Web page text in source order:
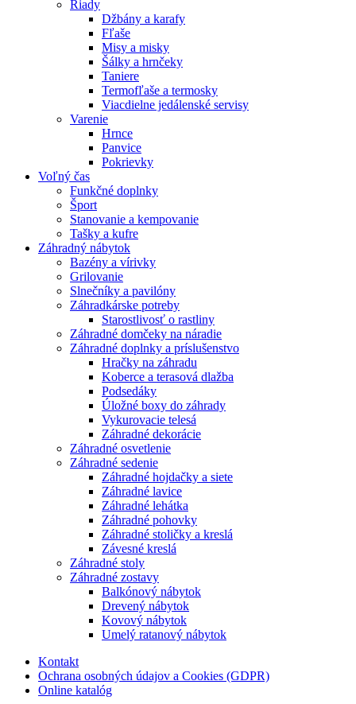
Riady
Džbány a karafy
Fľaše
Misy a misky
Šálky a hrnčeky
Taniere
Termofľaše a termosky
Viacdielne jedálenské servisy
Varenie
Hrnce
Panvice
Pokrievky
Voľný čas
Funkčné doplnky
Šport
Stanovanie a kempovanie
Tašky a kufre
Záhradný nábytok
Bazény a vírivky
Grilovanie
Slnečníky a pavilóny
Záhradkárske potreby
Starostlivosť o rastliny
Záhradné domčeky na náradie
Záhradné doplnky a príslušenstvo
Hračky na záhradu
Koberce a terasová dlažba
Podsedáky
Úložné boxy do záhrady
Vykurovacie telesá
Záhradné dekorácie
Záhradné osvetlenie
Záhradné sedenie
Záhradné hojdačky a siete
Záhradné lavice
Záhradné lehátka
Záhradné pohovky
Záhradné stoličky a kreslá
Závesné kreslá
Záhradné stoly
Záhradné zostavy
Balkónový nábytok
Drevený nábytok
Kovový nábytok
Umelý ratanový nábytok
Kontakt
Ochrana osobných údajov a Cookies (GDPR)
Online katalóg